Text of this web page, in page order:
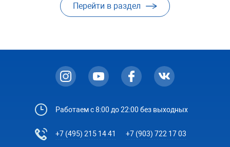
Перейти в раздел
Работаем с 8:00 до 22:00 без выходных
+7 (495) 215 14 41 +7 (903) 722 17 03